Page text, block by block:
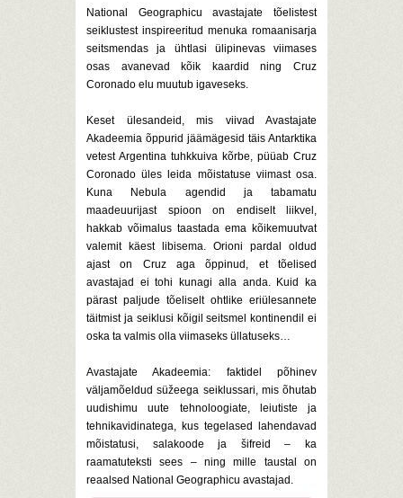
National Geographicu avastajate tõelistest
seiklustest inspireeritud menuka romaanisarja
seitsmendas ja ühtlasi ülipinevas viimases
osas avanevad kõik kaardid ning Cruz
Coronado elu muutub igaveseks.
Keset ülesandeid, mis viivad Avastajate
Akadeemia õppurid jäämägesid täis Antarktika
vetest Argentina tuhkkuiva kõrbe, püüab Cruz
Coronado üles leida mõistatuse viimast osa.
Kuna Nebula agendid ja tabamatu
maadeuurijast spioon on endiselt liikvel,
hakkab võimalus taastada ema kõikemuutvat
valemit käest libisema. Orioni pardal oldud
ajast on Cruz aga õppinud, et tõelised
avastajad ei tohi kunagi alla anda. Kuid ka
pärast paljude tõeliselt ohtlike eriülesannete
täitmist ja seiklusi kõigil seitsmel kontinendil ei
oska ta valmis olla viimaseks üllatuseks…
Avastajate Akadeemia: faktidel põhinev
väljamõeldud süžeega seiklussari, mis õhutab
uudishimu uute tehnoloogiate, leiutiste ja
tehnikavidinatega, kus tegelased lahendavad
mõistatusi, salakoode ja šifreid – ka
raamatuteksti sees – ning mille taustal on
reaalsed National Geographicu avastajad.